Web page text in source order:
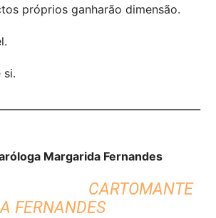
próprios ganharão dimensão.
si.
Margarida Fernandes
CARTOMANTE
FERNANDES